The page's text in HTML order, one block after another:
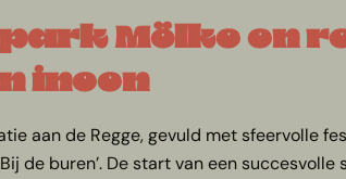
Mölke en
ineen
aan de Regge, gevuld met sfeervolle
de buren’. De start van een